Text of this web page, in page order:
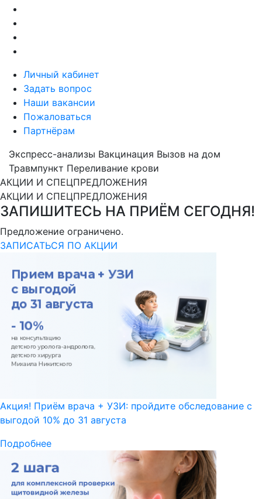
Личный кабинет
Задать вопрос
Наши вакансии
Пожаловаться
Партнёрам
Экспресс-анализы Вакцинация Вызов на дом
Травмпункт Переливание крови
АКЦИИ И СПЕЦПРЕДЛОЖЕНИЯ
АКЦИИ И СПЕЦПРЕДЛОЖЕНИЯ
ЗАПИШИТЕСЬ НА ПРИЁМ СЕГОДНЯ!
Предложение ограничено.
ЗАПИСАТЬСЯ ПО АКЦИИ
Акция! Приём врача + УЗИ: пройдите обследование с
выгодой 10% до 31 августа
Подробнее